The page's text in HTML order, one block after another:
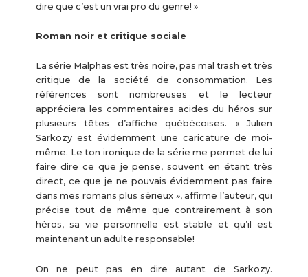
dire que c’est un vrai pro du genre! »
Roman noir et critique sociale
La série Malphas est très noire, pas mal trash et très
critique de la société de consommation. Les
références sont nombreuses et le lecteur
appréciera les commentaires acides du héros sur
plusieurs têtes d’affiche québécoises. « Julien
Sarkozy est évidemment une caricature de moi-
même. Le ton ironique de la série me permet de lui
faire dire ce que je pense, souvent en étant très
direct, ce que je ne pouvais évidemment pas faire
dans mes romans plus sérieux », affirme l’auteur, qui
précise tout de même que contrairement à son
héros, sa vie personnelle est stable et qu’il est
maintenant un adulte responsable!
On ne peut pas en dire autant de Sarkozy.